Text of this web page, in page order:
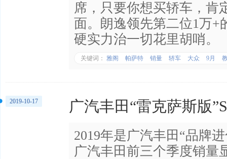
席，只要你想买轿车，肯
面。朗逸领先第二位1万+
硬实力治一切花里胡哨。
关键词： 雅阁 帕萨特 销量 轿车 大众 9月
广汽丰田“雷克萨斯版
2019年是广汽丰田“品牌
广汽丰田前三个季度销量
2019-10-17